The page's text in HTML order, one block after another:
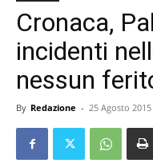
Cronaca,
incidenti
nessun
By Redazione - 25 Agosto 2015